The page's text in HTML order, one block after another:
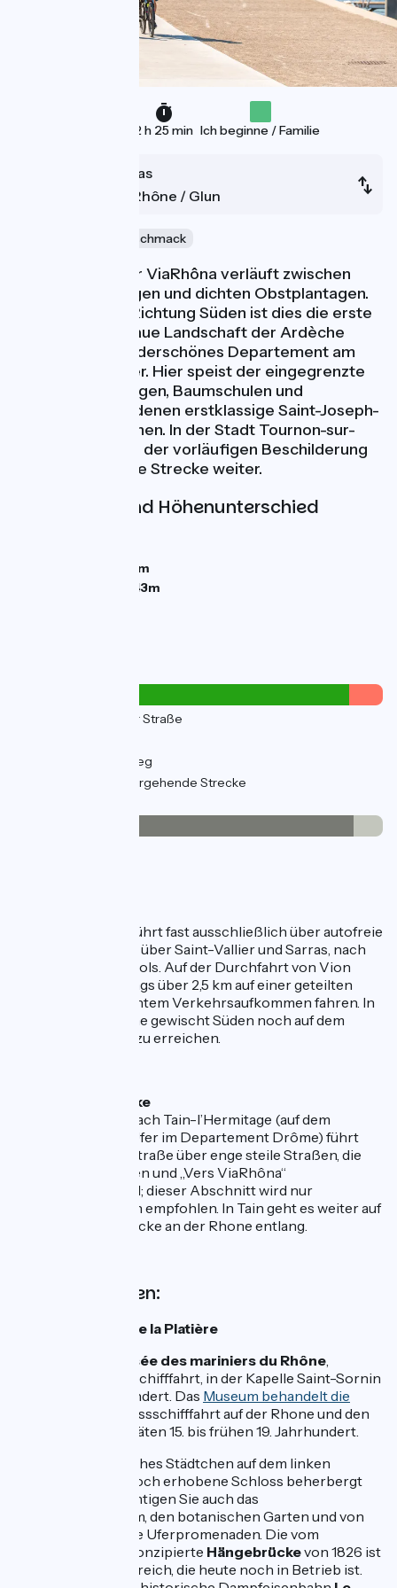
2 h 25 min Ich beginne / Familie
Sablons / Sarras
Tournon-sur-Rhône / Glun
Geschmack
Diese Etappe der ViaRhôna verläuft zwischen
steilen Weinbergen und dichten Obstplantagen.
Von Lyon aus in Richtung Süden ist dies die erste
Etappe, die die raue Landschaft der Ardèche
erreicht, ein wunderschönes Departement am
linken Rhone-Ufer. Hier speist der eingegrenzte
Fluss Obstplantagen, Baumschulen und
Weinberge, aus denen erstklassige Saint-Joseph-
Weine hervorgehen. In der Stadt Tournon-sur-
Rhône folgen Sie der vorläufigen Beschilderung
und fahren Sie die Strecke weiter.
Steigungen und Höhenunterschied
117m
143m
(22%) Auf der Straße
(71%) Radweg
(10%) Vorübergehende Strecke
Dieser Abschnitt führt fast ausschließlich über autofreie
Wege von Sablons, über Saint-Vallier und Sarras, nach
Saint-Jean-de-Muzols. Auf der Durchfahrt von Vion
müssen Sie allerdings über 2,5 km auf einer geteilten
Straße mit nur leichtem Verkehrsaufkommen fahren. In
Tournon-sur-Rhône gewischt Süden noch auf dem
rechten Ufer Glun zu erreichen.
Alternative Strecke
Von Saint-Vallier nach Tain-l’Hermitage (auf dem
östlichen Rhone-Ufer im Departement Drôme) führt
eine Verbindungsstraße über enge steile Straßen, die
zur ViaRhôna führen und „Vers ViaRhôna“
ausgeschildert sind; dieser Abschnitt wird nur
erfahrenen Radlern empfohlen. In Tain geht es weiter auf
der autofreien Strecke an der Rhone entlang.
Nicht verpassen:
Ile de la Platière
Musée des mariniers du Rhône,
Museum der Flussschifffahrt, in der Kapelle Saint-Sornin
aus dem 14. Jahrhundert. Das Museum behandelt die
der Flussschifffahrt auf der Rhone und den
Treidelpfad vom späten 15. bis frühen 19. Jahrhundert.
: historisches Städtchen auf dem linken
Rhone-Ufer. Das hoch erhobene Schloss beherbergt
ein Museum. Besichtigen Sie auch das
Geschichtszentrum, den botanischen Garten und von
Platanen umsäumte Uferpromenaden. Die vom
Ingenieur Seguin konzipierte Hängebrückevon 1826 ist
die älteste in Frankreich, die heute noch in Betrieb ist.